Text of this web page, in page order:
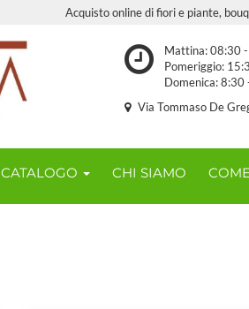
Acquisto online di fiori e piante,
Mattina: 08:30
Pomeriggio:
Domenica: 8:30
Via Tommaso De
CATALOGO CHI SIAMO